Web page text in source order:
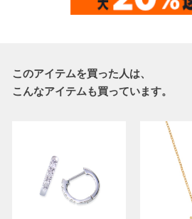
このアイテムを買った人は、
こんなアイテムも買っています。